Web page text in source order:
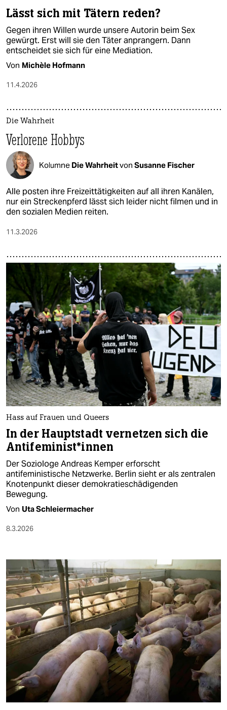
Lässt sich mit Tätern reden?
Gegen ihren Willen wurde unsere Autorin beim Sex
gewürgt. Erst will sie den Täter anprangern. Dann
entscheidet sie sich für eine Mediation.
Von Michèle Hofmann
11.4.2026
Die Wahrheit
Verlorene Hobbys
Kolumne Die Wahrheitvon Susanne Fischer
Alle posten ihre Freizeittätigkeiten auf all ihren Kanälen,
nur ein Streckenpferd lässt sich leider nicht filmen und in
den sozialen Medien reiten.
11.3.2026
Hass auf Frauen und Queers
In der Hauptstadt vernetzen sich die
An­ti­fe­mi­nis­t*in­nen
Der Soziologe Andreas Kemper erforscht
antifeministische Netzwerke. Berlin sieht er als zentralen
Knotenpunkt dieser demokratieschädigenden
Bewegung.
Von Uta Schleiermacher
8.3.2026